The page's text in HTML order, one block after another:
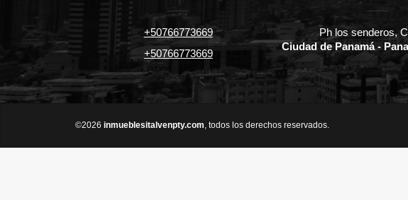
+50766773669
+50766773669
Ph los senderos,
Ciudad de Panamá -
©2026 inmueblesitalvenpty.com , todos los derechos reservados.